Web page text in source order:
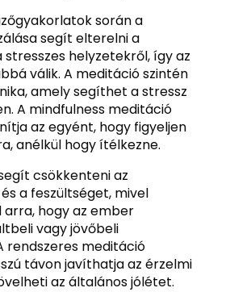
során a
segít elterelni a
helyzetekről, így az
válik. A meditáció szintén
amely segíthet a stressz
A mindfulness meditáció
az egyént, hogy figyeljen
anélkül hogy ítélkezne.
csökkenteni az
a feszültséget, mivel
hogy az ember
vagy jövőbeli
rendszeres meditáció
távon javíthatja az érzelmi
az általános jólétet.